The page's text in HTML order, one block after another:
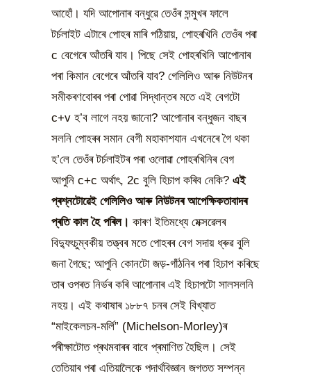
আহোঁ। যদি আপোনাৰ বন্ধুৱে তেওঁৰ সন্মুখৰ ফালে
টৰ্চলাইট এটাৰে পোহৰ মাৰি পঠিয়ায়, পোহৰখিনি তেওঁৰ পৰা
c বেগেৰে আঁতৰি যাব। পিছে সেই পোহৰখিনি আপোনাৰ
পৰা কিমান বেগেৰে আঁতৰি যাব? গেলিলিও আৰু নিউটনৰ
সমীকৰণবোৰৰ পৰা পোৱা সিদ্ধান্তৰ মতে এই বেগটো
c+v হ’ব লাগে নহয় জানো? আপোনাৰ বন্ধুজন বাছৰ
সলনি পোহৰৰ সমান বেগী মহাকাশযান এখনেৰে গৈ থকা
হ’লে তেওঁৰ টৰ্চলাইটৰ পৰা ওলোৱা পোহৰখিনিৰ বেগ
আপুনি c+c অৰ্থাৎ, 2c বুলি হিচাপ কৰিব নেকি? এই
প্ৰশ্নটোৱেই গেলিলিও আৰু নিউটনৰ আপেক্ষিকতাবাদৰ
প্ৰতি কাল হৈ পৰিল। কাৰণ ইতিমধ্যে মেক্সৱেলৰ
বিদ্যুৎচুম্বকীয় তত্ত্বৰ মতে পোহৰৰ বেগ সদায় ধ্ৰুৱ বুলি
জনা গৈছে; আপুনি কোনটো জড়-গাঁঠনিৰ পৰা হিচাপ কৰিছে
তাৰ ওপৰত নিৰ্ভৰ কৰি আপোনাৰ এই হিচাপটো সালসলনি
নহয়। এই কথাষাৰ ১৮৮৭ চনৰ সেই বিখ্যাত
“মাইকেলচন-মৰ্লি” (Michelson-Morley)ৰ
পৰীক্ষাটোত প্ৰথমবাৰৰ বাবে প্ৰমাণিত হৈছিল। সেই
তেতিয়াৰ পৰা এতিয়ালৈকে পদাৰ্থবিজ্ঞান জগতত সম্পন্ন